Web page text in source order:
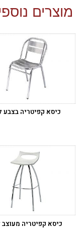
מוצרים
כיסא קפיטריה בצבע
כיסא קפיטריה מעוצב